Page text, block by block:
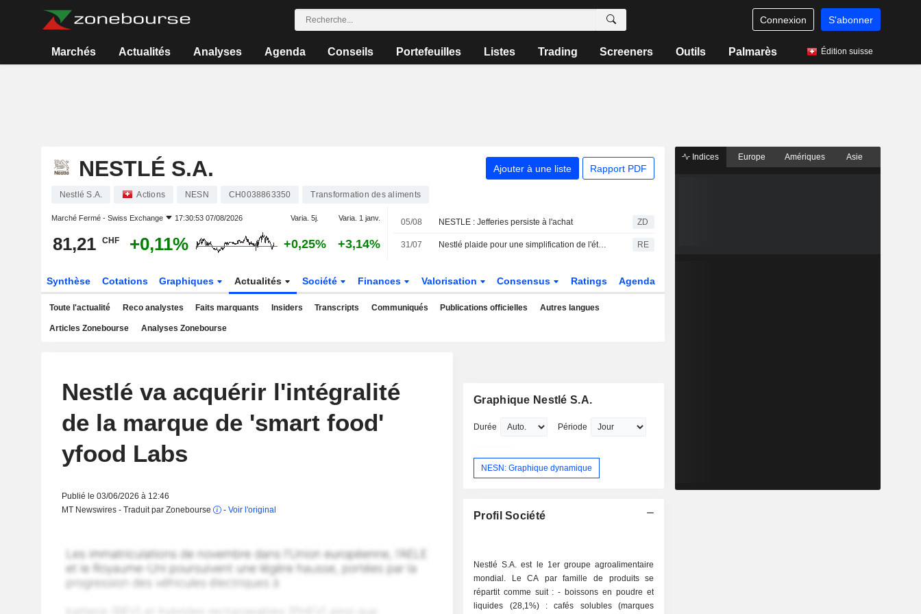
Connexion S'abonner
Marchés Actualités Analyses Agenda Conseils Portefeuilles Listes Trading Screeners Outils Palmarès Édition suisse
NESTLÉ S.A. Ajouter à une liste Rapport PDF
Nestlé S.A. Actions NESN CH0038863350 Transformation des aliments
Marché Fermé - Swiss Exchange 17:30:53 07/08/2026 Varia. 5j. Varia. 1 janv.
81,21 CHF +0,11% +0,25% +3,14%
05/08 NESTLE : Jefferies persiste à l'achat ZD
31/07 Nestlé plaide pour une simplification de l'étiquetage alimentaire aux États-Unis afin de redorer l'image de ses ingrédients RE
Synthèse Cotations Graphiques Actualités Société Finances Valorisation Consensus Ratings Agenda
Toute l'actualité Reco analystes Faits marquants Insiders Transcripts Communiqués Publications officielles Autres langues
Articles Zonebourse Analyses Zonebourse
Nestlé va acquérir l'intégralité
de la marque de 'smart food'
yfood Labs
Publié le 03/06/2026 à 12:46
MT Newswires - Traduit par Zonebourse
- Voir l'original
Graphique Nestlé S.A.
Durée Période
NESN: Graphique dynamique
Profil Société
Nestlé S.A. est le 1er groupe agroalimentaire
mondial. Le CA par famille de produits se
répartit comme suit : - boissons en poudre et
liquides (28,1%) : cafés solubles (marques
Indices Europe Amériques Asie